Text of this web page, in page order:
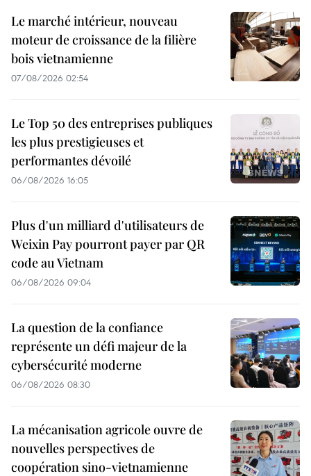
Le marché intérieur, nouveau
moteur de croissance de la filière
bois vietnamienne
07/08/2026 02:54
Le Top 50 des entreprises publiques
les plus prestigieuses et
performantes dévoilé
06/08/2026 16:05
Plus d'un milliard d'utilisateurs de
Weixin Pay pourront payer par QR
code au Vietnam
06/08/2026 09:04
La question de la confiance
représente un défi majeur de la
cybersécurité moderne
06/08/2026 08:30
La mécanisation agricole ouvre de
nouvelles perspectives de
coopération sino-vietnamienne